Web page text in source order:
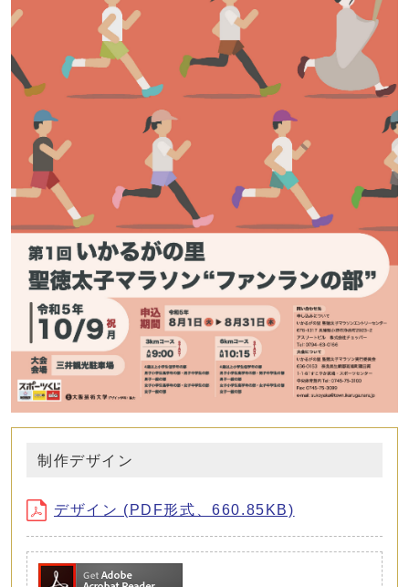
制作デザイン
デザイン (PDF形式、660.85KB)